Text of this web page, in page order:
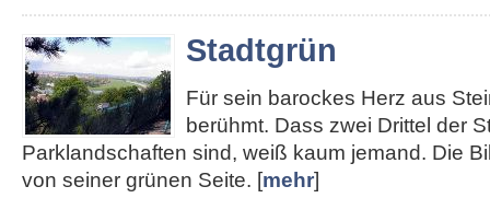
Stadtgrün
Für sein barockes Herz aus
berühmt. Dass zwei Drittel der
Parklandschaften sind, weiß kaum jemand. Die
von seiner grünen Seite. [mehr]